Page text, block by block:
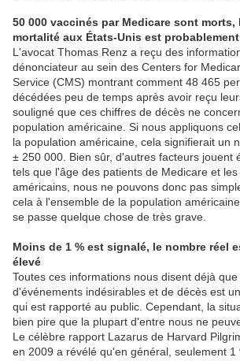
50 000 vaccinés par Medicare sont morts,
mortalité aux États-Unis est probablement
L'avocat Thomas Renz a reçu des
dénonciateur au sein des Centers for
Service (CMS) montrant comment 48 465
décédées peu de temps après avoir reçu
souligné que ces chiffres de décès ne
population américaine. Si nous appliquons
la population américaine, cela signifierait un
± 250 000. Bien sûr, d'autres facteurs jouent
tels que l'âge des patients de Medicare et
américains, nous ne pouvons donc pas
cela à l'ensemble de la population
se passe quelque chose de très grave.
Moins de 1 % est signalé, le nombre réel
élevé
Toutes ces informations nous disent déjà
d'événements indésirables et de décès est
qui est rapporté au public. Cependant, la
bien pire que la plupart d'entre nous ne
Le célèbre rapport Lazarus de Harvard
en 2009 a révélé qu'en général, seulement 1